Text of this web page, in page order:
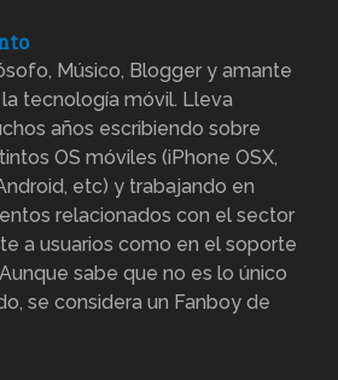
Músico, Blogger y amante
tecnología móvil. Lleva
años escribiendo sobre
OS móviles (iPhone OSX,
etc) y trabajando en
relacionados con el sector
a usuarios como en el soporte
sabe que no es lo único
se considera un Fanboy de